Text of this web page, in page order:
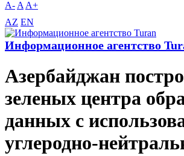
A- A A+
AZ EN
Информационное агентство
Азербайджан
зеленых центра
данных с
углеродно-